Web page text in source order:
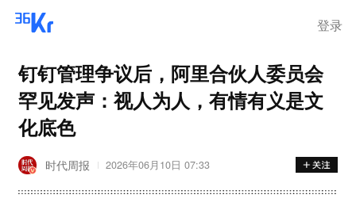
登录
钉钉管理争议后，阿里合伙人委员会
罕见发声：视人为人，有情有义是文
化底色
时代周报 2026年06月10日 07:33